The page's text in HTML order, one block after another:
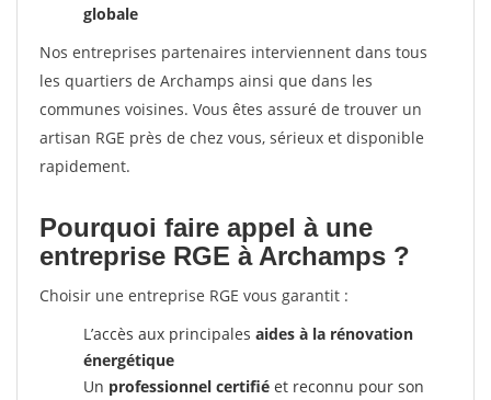
globale
Nos entreprises partenaires interviennent dans tous
les quartiers de Archamps ainsi que dans les
communes voisines. Vous êtes assuré de trouver un
artisan RGE près de chez vous, sérieux et disponible
rapidement.
Pourquoi faire appel à une
entreprise RGE à Archamps ?
Choisir une entreprise RGE vous garantit :
L’accès aux principales aides à la rénovation
énergétique
Un professionnel certifié et reconnu pour son